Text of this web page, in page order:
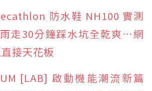
防水鞋 NH100 實測
走30分鐘踩水坑全乾爽⋯網
接天花板
[LAB] 啟動機能潮流新篇